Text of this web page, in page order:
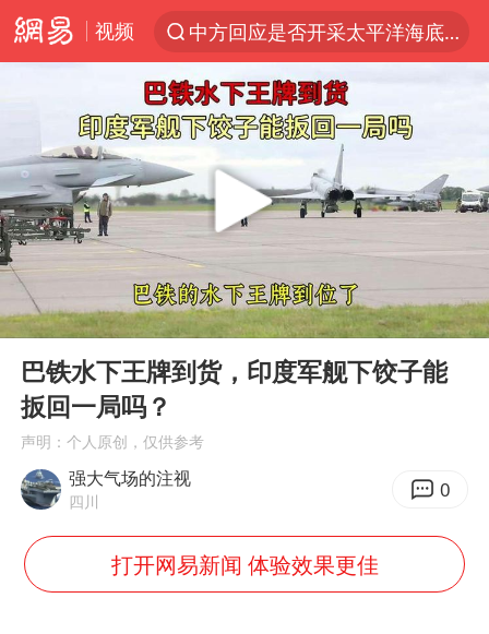
视频
中方回应是否开采太平洋海底稀土资源
台风白海豚进入48小时警戒线
看守所辅警收受10万获刑1年
宇树科技发行价格150.80元/股
CIA被曝已秘密设立古巴工作组
泰国一女公务员妆容引争议 本人回应
U17国足1分钟轰2球
中国养老床位“三连降”
台风白海豚影响中国已成定局
外交部发言人就广岛核爆81周年等答记者问
贵州轮胎子公司获美国退税8136万
Play
00:00 05:11
巴铁水下王牌到货，印度军舰下饺子能
扳回一局吗？
声明：个人原创，仅供参考
强大气场的注视
四川 0
打开网易新闻 体验效果更佳